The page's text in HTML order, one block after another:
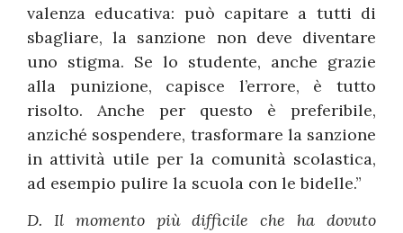
valenza educativa: può capitare a tutti di
sbagliare, la sanzione non deve diventare
uno stigma. Se lo studente, anche grazie
alla punizione, capisce l’errore, è tutto
risolto. Anche per questo è preferibile,
anziché sospendere, trasformare la sanzione
in attività utile per la comunità scolastica,
ad esempio pulire la scuola con le bidelle.”
D. Il momento più difficile che ha dovuto